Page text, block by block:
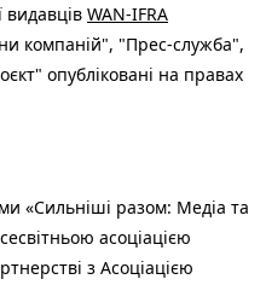
видавців WAN-IFRA
компаній", "Прес-служба",
опубліковані на правах
«Сильніші разом: Медіа та
асоціацією
з Асоціацією